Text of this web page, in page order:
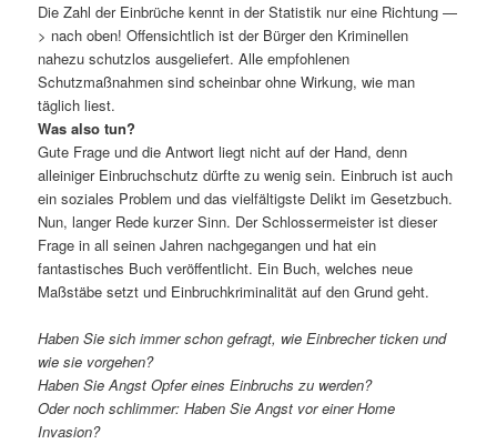
Die Zahl der Einbrüche kennt in der Statistik nur eine Richtung —
> nach oben! Offensichtlich ist der Bürger den Kriminellen
nahezu schutzlos ausgeliefert. Alle empfohlenen
Schutzmaßnahmen sind scheinbar ohne Wirkung, wie man
täglich liest.
Was also tun?
Gute Frage und die Antwort liegt nicht auf der Hand, denn
alleiniger Einbruchschutz dürfte zu wenig sein. Einbruch ist auch
ein soziales Problem und das vielfältigste Delikt im Gesetzbuch.
Nun, langer Rede kurzer Sinn. Der Schlossermeister ist dieser
Frage in all seinen Jahren nachgegangen und hat ein
fantastisches Buch veröffentlicht. Ein Buch, welches neue
Maßstäbe setzt und Einbruchkriminalität auf den Grund geht.
Haben Sie sich immer schon gefragt, wie Einbrecher ticken und
wie sie vorgehen?
Haben Sie Angst Opfer eines Einbruchs zu werden?
Oder noch schlimmer: Haben Sie Angst vor einer Home
Invasion?